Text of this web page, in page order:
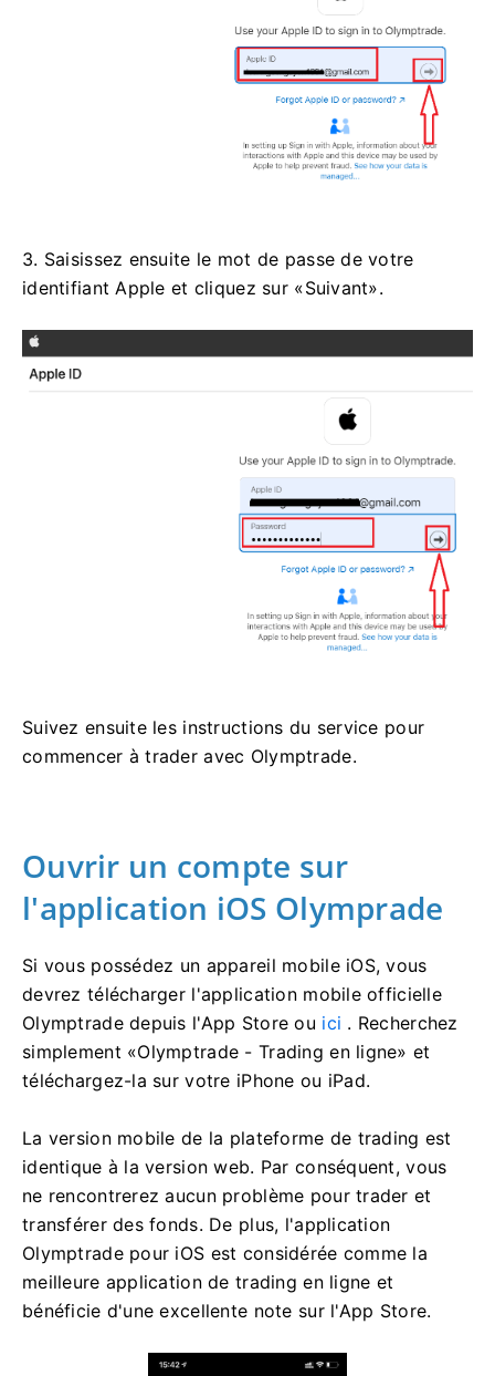
3. Saisissez ensuite le mot de passe de votre
identifiant Apple et cliquez sur «Suivant».
Suivez ensuite les instructions du service pour
commencer à trader avec Olymptrade.
Ouvrir un compte sur
l'application iOS Olymprade
Si vous possédez un appareil mobile iOS, vous
devrez télécharger l'application mobile officielle
Olymptrade depuis l'App Store ou ici . Recherchez
simplement «Olymptrade - Trading en ligne» et
téléchargez-la sur votre iPhone ou iPad.
La version mobile de la plateforme de trading est
identique à la version web. Par conséquent, vous
ne rencontrerez aucun problème pour trader et
transférer des fonds. De plus, l'application
Olymptrade pour iOS est considérée comme la
meilleure application de trading en ligne et
bénéficie d'une excellente note sur l'App Store.